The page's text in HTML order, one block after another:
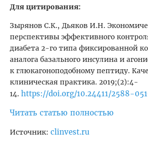
Для цитирования:
Зырянов С.К., Дьяков И.Н.
перспективы эффективного
диабета 2-го типа фиксированной
аналога базального инсулина и
к глюкагоноподобному пептиду.
клиническая практика. 2019;(2):4-
14. https://doi.org/10.24411/2588-
Читать статью полностью
Источник: clinvest.ru